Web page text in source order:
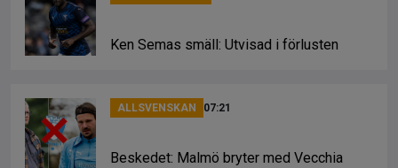
Ken Semas smäll: Utvisad i förlusten
ALLSVENSKAN 07:21
Beskedet: Malmö bryter med Vecchia